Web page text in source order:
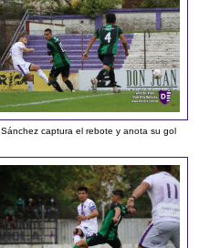
Sánchez captura el rebote y anota su gol